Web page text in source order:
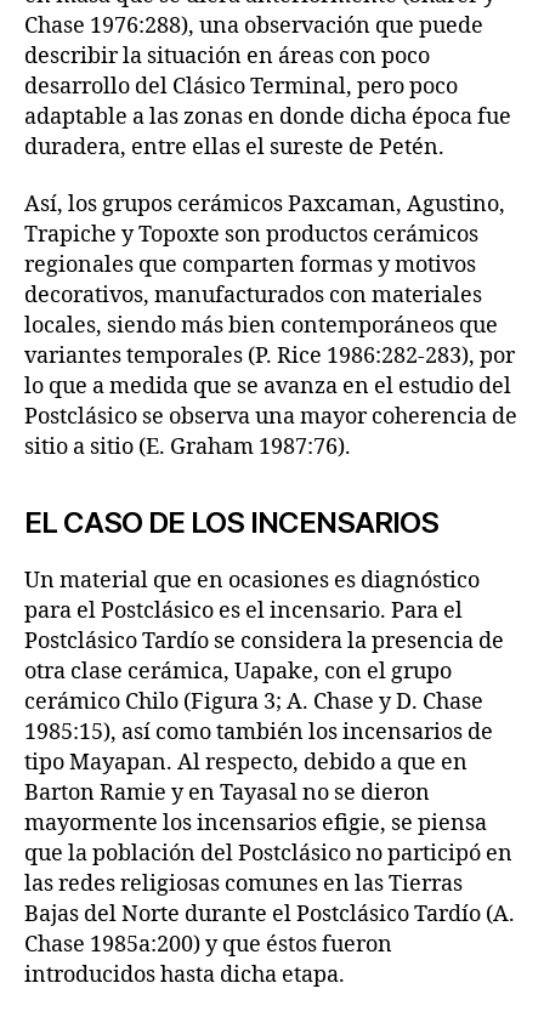
Chase 1976:288), una observación que puede
describir la situación en áreas con poco
desarrollo del Clásico Terminal, pero poco
adaptable a las zonas en donde dicha época fue
duradera, entre ellas el sureste de Petén.
Así, los grupos cerámicos Paxcaman, Agustino,
Trapiche y Topoxte son productos cerámicos
regionales que comparten formas y motivos
decorativos, manufacturados con materiales
locales, siendo más bien contemporáneos que
variantes temporales (P. Rice 1986:282-283), por
lo que a medida que se avanza en el estudio del
Postclásico se observa una mayor coherencia de
sitio a sitio (E. Graham 1987:76).
EL CASO DE LOS INCENSARIOS
Un material que en ocasiones es diagnóstico
para el Postclásico es el incensario. Para el
Postclásico Tardío se considera la presencia de
otra clase cerámica, Uapake, con el grupo
cerámico Chilo (Figura 3; A. Chase y D. Chase
1985:15), así como también los incensarios de
tipo Mayapan. Al respecto, debido a que en
Barton Ramie y en Tayasal no se dieron
mayormente los incensarios efigie, se piensa
que la población del Postclásico no participó en
las redes religiosas comunes en las Tierras
Bajas del Norte durante el Postclásico Tardío (A.
Chase 1985a:200) y que éstos fueron
introducidos hasta dicha etapa.